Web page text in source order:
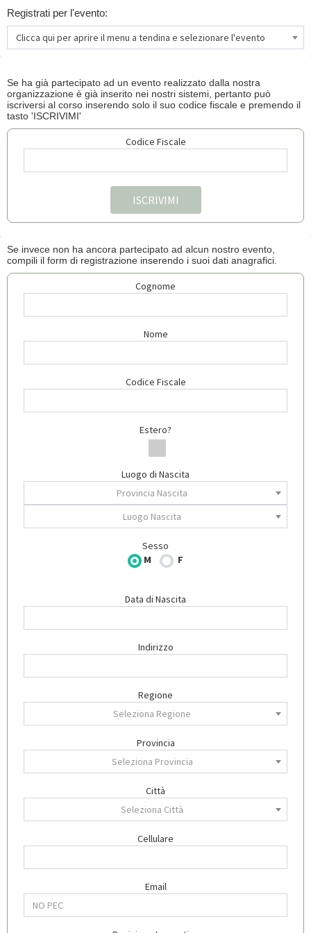
Registrati per l'evento:
Clicca qui per aprire il menu a tendina e selezionare l'evento
Se ha già partecipato ad un evento realizzato dalla nostra
organizzazione è già inserito nei nostri sistemi, pertanto può
iscriversi al corso inserendo solo il suo codice fiscale e premendo il
tasto 'ISCRIVIMI'
Codice Fiscale
Se invece non ha ancora partecipato ad alcun nostro evento,
compili il form di registrazione inserendo i suoi dati anagrafici.
Cognome
Nome
Codice Fiscale
Estero?
Luogo di Nascita
Provincia Nascita
Luogo Nascita
Sesso
M
F
Data di Nascita
Indirizzo
Regione
Seleziona Regione
Provincia
Seleziona Provincia
Città
Seleziona Città
Cellulare
Email